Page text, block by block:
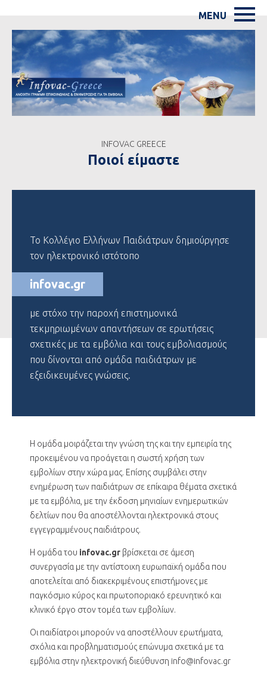
INFOVAC GREECE
Ποιοί είμαστε
Το Κολλέγιο Ελλήνων Παιδιάτρων δημιούργησε
τον ηλεκτρονικό ιστότοπο
infovac.gr
με στόχο την παροχή επιστημονικά
τεκμηριωμένων απαντήσεων σε ερωτήσεις
σχετικές με τα εμβόλια και τους εμβολιασμούς
που δίνονται από ομάδα παιδιάτρων με
εξειδικευμένες γνώσεις.
Η ομάδα μοιράζεται την γνώση της και την εμπειρία της
προκειμένου να προάγεται η σωστή χρήση των
εμβολίων στην χώρα μας. Επίσης συμβάλει στην
ενημέρωση των παιδιάτρων σε επίκαιρα θέματα σχετικά
με τα εμβόλια, με την έκδοση μηνιαίων ενημερωτικών
δελτίων που θα αποστέλλονται ηλεκτρονικά στους
εγγεγραμμένους παιδιάτρους.
Η ομάδα του infovac.gr βρίσκεται σε άμεση
συνεργασία με την αντίστοιχη ευρωπαϊκή ομάδα που
αποτελείται από διακεκριμένους επιστήμονες με
παγκόσμιο κύρος και πρωτοποριακό ερευνητικό και
κλινικό έργο στον τομέα των εμβολίων.
Οι παιδίατροι μπορούν να αποστέλλουν ερωτήματα,
σχόλια και προβληματισμούς επώνυμα σχετικά με τα
εμβόλια στην ηλεκτρονική διεύθυνση info@infovac.gr